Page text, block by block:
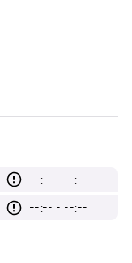
--:-- - --:--
--:-- - --:--